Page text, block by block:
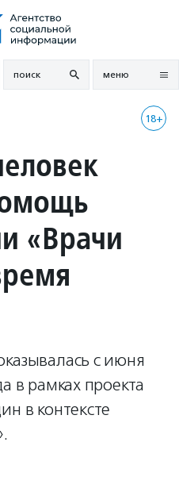
поиск меню
18+
«Врачи
с июня
в рамках проекта
в контексте